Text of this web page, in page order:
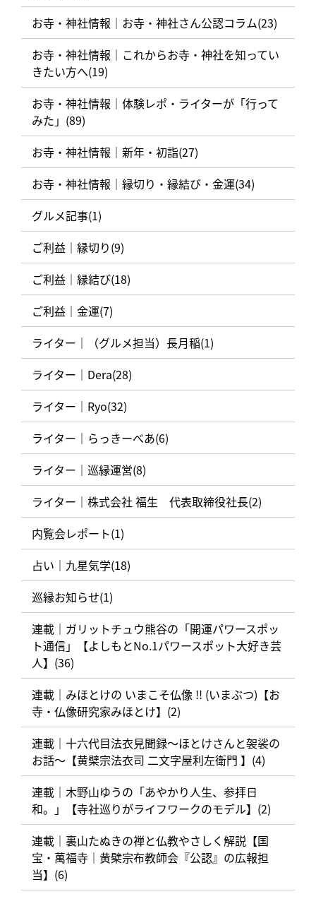
お寺・神社情報｜お寺・神社さん公認コラム(23)
お寺・神社情報｜これからお寺・神社を知ってい
きたい方へ(19)
お寺・神社情報｜体験レポ・ライターが「行って
みた」(89)
お寺・神社情報｜新年・初詣(27)
お寺・神社情報｜縁切り・縁結び・金運(34)
グルメ記事(1)
ご利益｜縁切り(9)
ご利益｜縁結び(18)
ご利益｜金運(7)
ライター｜（グルメ担当）長月稲(1)
ライター｜Dera(28)
ライター｜Ryo(32)
ライター｜らっきーべあ(6)
ライター｜巡縁運営(8)
ライター｜株式会社 福生 代表取締役社長(2)
内覧会レポート(1)
占い｜九星気学(18)
巡縁お知らせ(1)
連載｜ガリットチュウ熊谷の「開運パワースポッ
ト通信」【よしもとNo.1パワースポット大好き芸
人】(36)
連載｜みほとけの いまこそ仏像 !! (いまぶつ)【お
寺・仏像研究家みほとけ】(2)
連載｜十六代目法衣見聞録〜ほとけさんと袈裟の
お話〜【黄檗宗法衣司 二文字屋利左衛門 】(4)
連載｜木野山ゆうの「あやかり人生、参拝日
和。」【寺社巡りがライフワークのモデル】(2)
連載｜裏山たぬきの禅と仏教やさしく解説【国
宝・萬福寺｜黄檗宗布教師会『公認』の広報担
当】(6)